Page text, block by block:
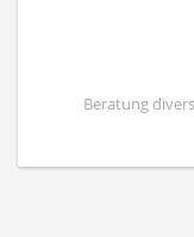
Beratung